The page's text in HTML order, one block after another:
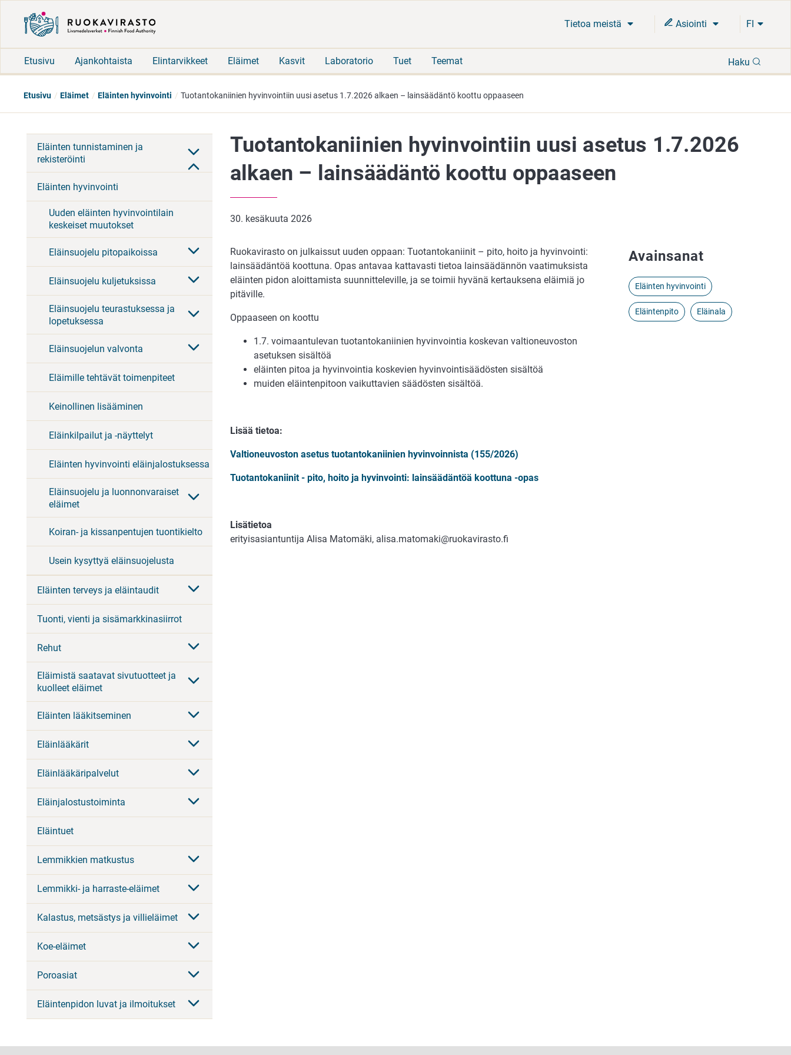
Tietoa meistä Asiointi FI
Etusivu Ajankohtaista Elintarvikkeet Eläimet Kasvit Laboratorio Tuet Teemat Haku
Etusivu Eläimet Eläinten hyvinvointi Tuotantokaniinien hyvinvointiin uusi asetus 1.7.2026 alkaen – lainsäädäntö koottu oppaaseen
Eläinten tunnistaminen ja
rekisteröinti
Eläinten hyvinvointi
Uuden eläinten hyvinvointilain
keskeiset muutokset
Eläinsuojelu pitopaikoissa
Eläinsuojelu kuljetuksissa
Eläinsuojelu teurastuksessa ja
lopetuksessa
Eläinsuojelun valvonta
Eläimille tehtävät toimenpiteet
Keinollinen lisääminen
Eläinkilpailut ja -näyttelyt
Eläinten hyvinvointi eläinjalostuksessa
Eläinsuojelu ja luonnonvaraiset
eläimet
Koiran- ja kissanpentujen tuontikielto
Usein kysyttyä eläinsuojelusta
Eläinten terveys ja eläintaudit
Tuonti, vienti ja sisämarkkinasiirrot
Rehut
Eläimistä saatavat sivutuotteet ja
kuolleet eläimet
Eläinten lääkitseminen
Eläinlääkärit
Eläinlääkäripalvelut
Eläinjalostustoiminta
Eläintuet
Lemmikkien matkustus
Lemmikki- ja harraste-eläimet
Kalastus, metsästys ja villieläimet
Koe-eläimet
Poroasiat
Eläintenpidon luvat ja ilmoitukset
Tuotantokaniinien hyvinvointiin uusi asetus 1.7.2026
alkaen – lainsäädäntö koottu oppaaseen
30. kesäkuuta 2026
Ruokavirasto on julkaissut uuden oppaan: Tuotantokaniinit – pito, hoito ja hyvinvointi:
lainsäädäntöä koottuna. Opas antavaa kattavasti tietoa lainsäädännön vaatimuksista
eläinten pidon aloittamista suunnitteleville, ja se toimii hyvänä kertauksena eläimiä jo
pitäville.
Oppaaseen on koottu
1.7. voimaantulevan tuotantokaniinien hyvinvointia koskevan valtioneuvoston
asetuksen sisältöä
eläinten pitoa ja hyvinvointia koskevien hyvinvointisäädösten sisältöä
muiden eläintenpitoon vaikuttavien säädösten sisältöä.
Lisää tietoa:
Valtioneuvoston asetus tuotantokaniinien hyvinvoinnista (155/2026)
Tuotantokaniinit - pito, hoito ja hyvinvointi: lainsäädäntöä koottuna -opas
Lisätietoa
erityisasiantuntija Alisa Matomäki, alisa.matomaki@ruokavirasto.fi
Avainsanat
Eläinten hyvinvointi
Eläintenpito Eläinala